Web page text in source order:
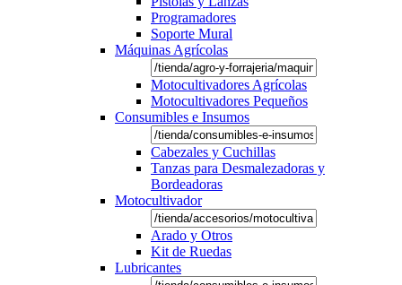
Programadores
Soporte Mural
Máquinas Agrícolas
Motocultivadores Agrícolas
Motocultivadores Pequeños
Consumibles e Insumos
Cabezales y Cuchillas
Tanzas para Desmalezadoras y
Bordeadoras
Motocultivador
Arado y Otros
Kit de Ruedas
Lubricantes